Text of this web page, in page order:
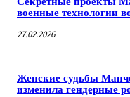
военные технологии
27.02.2026
Женские судьбы
изменила гендерные